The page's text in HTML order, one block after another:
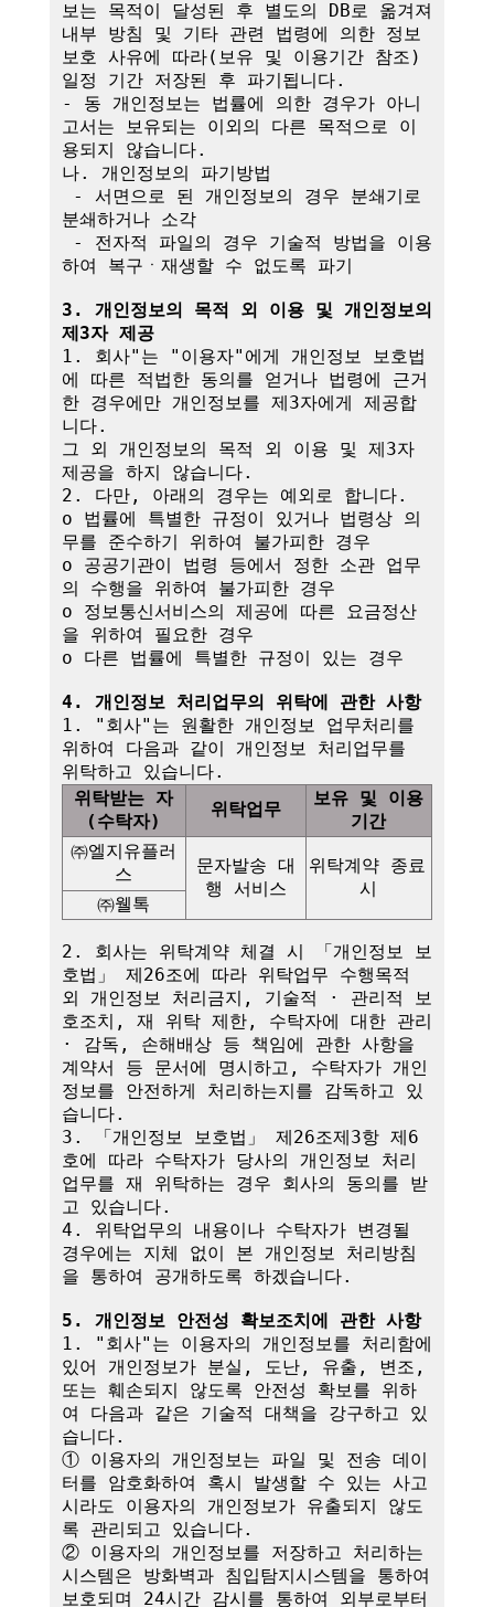
보는 목적이 달성된 후 별도의 DB로 옮겨져
내부 방침 및 기타 관련 법령에 의한 정보
보호 사유에 따라(보유 및 이용기간 참조)
일정 기간 저장된 후 파기됩니다.
- 동 개인정보는 법률에 의한 경우가 아니
고서는 보유되는 이외의 다른 목적으로 이
용되지 않습니다.
나. 개인정보의 파기방법
분쇄하거나 소각
하여 복구ㆍ재생할 수 없도록 파기
3. 개인정보의 목적 외 이용 및 개인정보의
제3자 제공
1. 회사"는 "이용자"에게 개인정보 보호법
에 따른 적법한 동의를 얻거나 법령에 근거
한 경우에만 개인정보를 제3자에게 제공합
니다.
그 외 개인정보의 목적 외 이용 및 제3자
제공을 하지 않습니다.
2. 다만, 아래의 경우는 예외로 합니다.
o 법률에 특별한 규정이 있거나 법령상 의
무를 준수하기 위하여 불가피한 경우
o 공공기관이 법령 등에서 정한 소관 업무
의 수행을 위하여 불가피한 경우
o 정보통신서비스의 제공에 따른 요금정산
을 위하여 필요한 경우
o 다른 법률에 특별한 규정이 있는 경우
4. 개인정보 처리업무의 위탁에 관한 사항
1. "회사"는 원활한 개인정보 업무처리를
위하여 다음과 같이 개인정보 처리업무를
위탁받는 자
(수탁자)
위탁업무
보유 및 이용
기간
㈜엘지유플러
스
문자발송 대
행 서비스
위탁계약 종료
시
㈜웰톡
2. 회사는 위탁계약 체결 시 「개인정보 보
호법」 제26조에 따라 위탁업무 수행목적
외 개인정보 처리금지, 기술적 · 관리적 보
호조치, 재 위탁 제한, 수탁자에 대한 관리
· 감독, 손해배상 등 책임에 관한 사항을
계약서 등 문서에 명시하고, 수탁자가 개인
정보를 안전하게 처리하는지를 감독하고 있
습니다.
3. 「개인정보 보호법」 제26조제3항 제6
호에 따라 수탁자가 당사의 개인정보 처리
업무를 재 위탁하는 경우 회사의 동의를 받
고 있습니다.
4. 위탁업무의 내용이나 수탁자가 변경될
경우에는 지체 없이 본 개인정보 처리방침
을 통하여 공개하도록 하겠습니다.
5. 개인정보 안전성 확보조치에 관한 사항
1. "회사"는 이용자의 개인정보를 처리함에
있어 개인정보가 분실, 도난, 유출, 변조,
또는 훼손되지 않도록 안전성 확보를 위하
여 다음과 같은 기술적 대책을 강구하고 있
습니다.
① 이용자의 개인정보는 파일 및 전송 데이
터를 암호화하여 혹시 발생할 수 있는 사고
시라도 이용자의 개인정보가 유출되지 않도
록 관리되고 있습니다.
② 이용자의 개인정보를 저장하고 처리하는
시스템은 방화벽과 침입탐지시스템을 통하여
보호되며 24시간 감시를 통하여 외부로부터